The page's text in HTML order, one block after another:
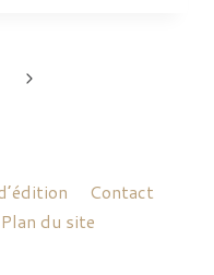
Page
Contact
Plan du site